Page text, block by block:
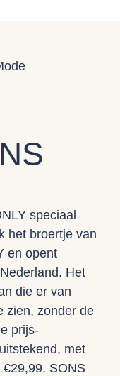
speciaal
het broertje van
en opent
Het
die er van
zien, zonder de
prijs-
met
SONS